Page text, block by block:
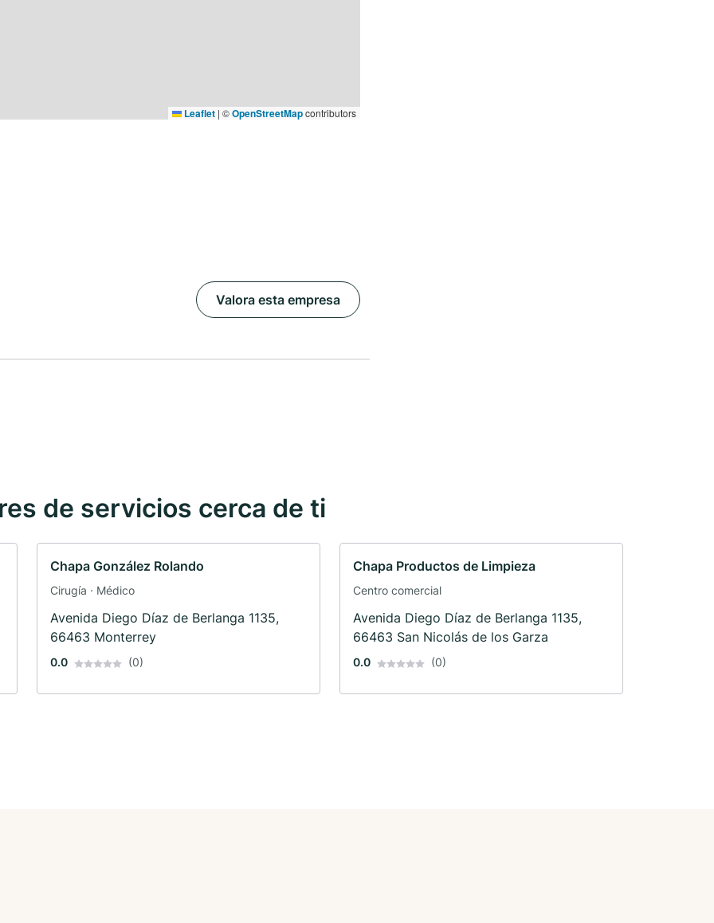
Leaflet | ©OpenStreetMapcontributors
Valora esta empresa
de servicios cerca de ti
Chapa González Rolando
Cirugía · Médico
Avenida Diego Díaz de Berlanga 1135,
66463 Monterrey
0.0 (0)
Chapa Productos de Limpieza
Centro comercial
Avenida Diego Díaz de Berlanga 1135,
66463 San Nicolás de los Garza
0.0 (0)